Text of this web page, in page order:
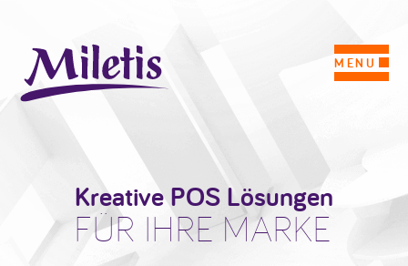
Kreative POS Lösungen
FÜR IHRE MARKE
MENU